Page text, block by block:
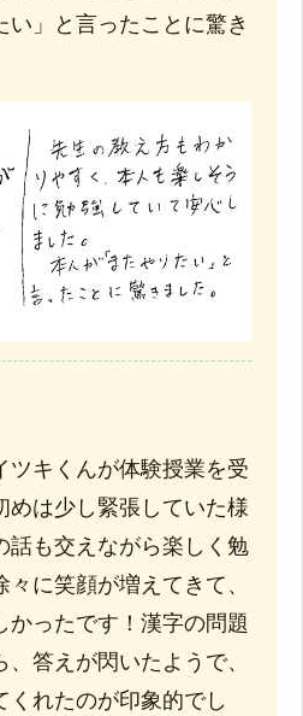
い」と言ったことに驚き
ツキくんが体験授業を受
めは少し緊張していた様
話も交えながら楽しく勉
に笑顔が増えてきて、
かったです！漢字の問題
答えが閃いたようで、
くれたのが印象的でし